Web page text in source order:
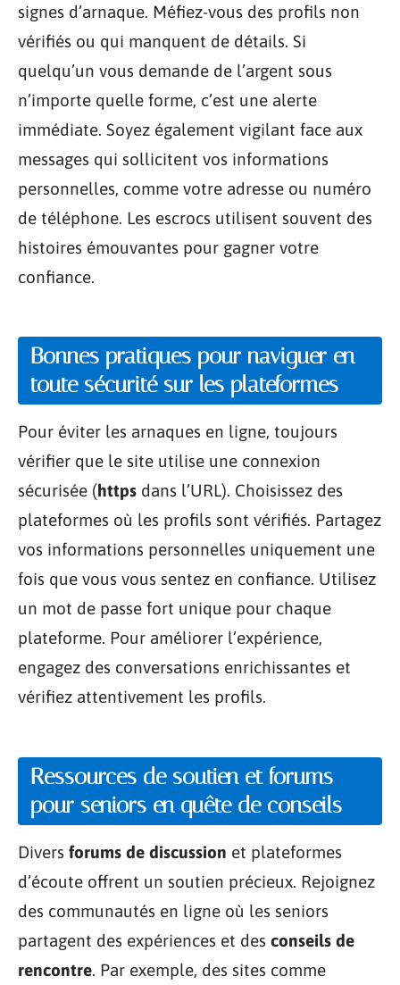
signes d’arnaque. Méfiez-vous des profils non
vérifiés ou qui manquent de détails. Si
quelqu’un vous demande de l’argent sous
n’importe quelle forme, c’est une alerte
immédiate. Soyez également vigilant face aux
messages qui sollicitent vos informations
personnelles, comme votre adresse ou numéro
de téléphone. Les escrocs utilisent souvent des
histoires émouvantes pour gagner votre
confiance.
Bonnes pratiques pour naviguer en
toute sécurité sur les plateformes
Pour éviter les arnaques en ligne, toujours
vérifier que le site utilise une connexion
sécurisée (https dans l’URL). Choisissez des
plateformes où les profils sont vérifiés. Partagez
vos informations personnelles uniquement une
fois que vous vous sentez en confiance. Utilisez
un mot de passe fort unique pour chaque
plateforme. Pour améliorer l’expérience,
engagez des conversations enrichissantes et
vérifiez attentivement les profils.
Ressources de soutien et forums
pour seniors en quête de conseils
Divers forums de discussion et plateformes
d’écoute offrent un soutien précieux. Rejoignez
des communautés en ligne où les seniors
partagent des expériences et des conseils de
rencontre. Par exemple, des sites comme